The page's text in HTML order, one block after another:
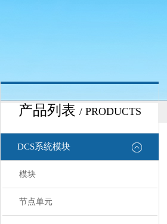
产品列表 / PRODUCTS
DCS系统模块
模块
节点单元